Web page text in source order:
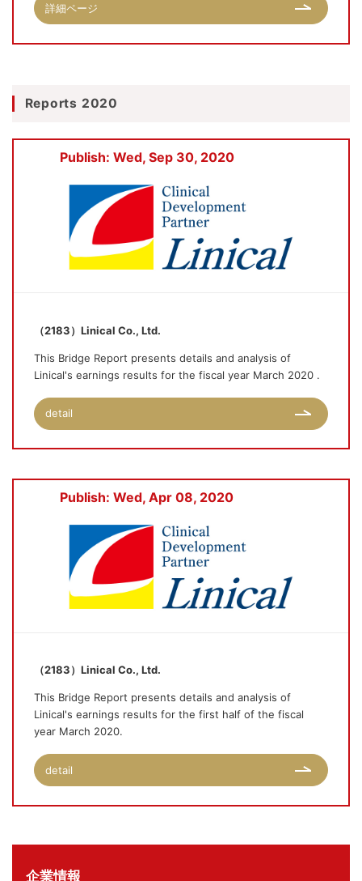
詳細ページ
Reports 2020
Publish: Wed, Sep 30, 2020
（2183）Linical Co., Ltd.
This Bridge Report presents details and analysis of
Linical's earnings results for the fiscal year March 2020 .
detail
Publish: Wed, Apr 08, 2020
（2183）Linical Co., Ltd.
This Bridge Report presents details and analysis of
Linical's earnings results for the first half of the fiscal
year March 2020.
detail
企業情報